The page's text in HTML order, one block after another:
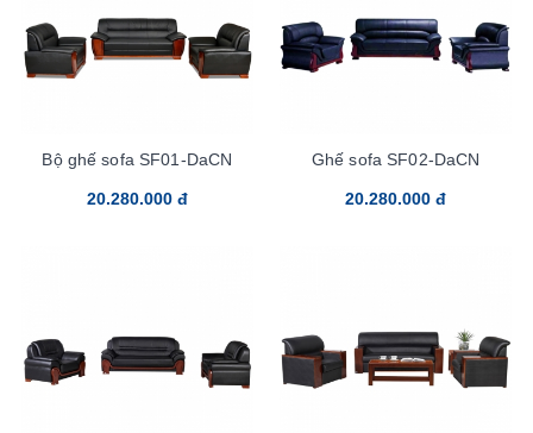
Bộ ghế sofa SF01-DaCN
20.280.000 đ
Ghế sofa SF02-DaCN
20.280.000 đ